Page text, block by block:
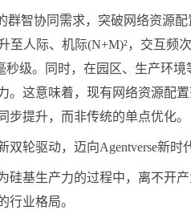
群智协同需求，突破网络资源
至人际、机际(N+M)²，交互频
秒级。同时，在园区、生产环
。这意味着，现有网络资源配
步提升，而非传统的单点优化。
双轮驱动，迈向Agentverse新时
硅基生产力的过程中，离不开
行业格局。